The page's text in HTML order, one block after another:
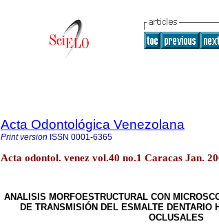
Acta Odontológica Venezolana
Print version ISSN 0001-6365
Acta odontol. venez vol.40 no.1 Caracas Jan.
ANALISIS MORFOESTRUCTURAL CON
DE TRANSMISIÓN DEL ESMALTE DENTARIO
OCLUSALES